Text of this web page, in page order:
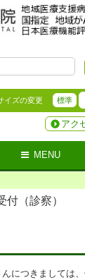
イズの変更 標準
アク
MENU
付（診察）
につきましては